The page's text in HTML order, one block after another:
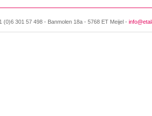
(0)6 301 57 498 - Banmolen 18a - 5768 ET Meijel -